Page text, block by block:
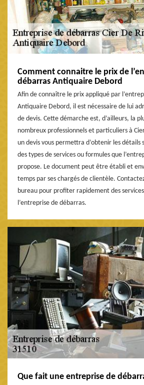
Comment connaitre le prix de
débarras Antiquaire Debord
Afin de connaître le prix appliqué par
Antiquaire Debord, il est nécessaire de lui
de devis. Cette démarche est, d’ailleurs, la
nombreux professionnels et particuliers à
un devis vous permettra d’obtenir les détails
des types de services ou formules que
propose. Le document peut être établi et
temps par ses chargés de clientèle.
bureau pour profiter rapidement des
l’entreprise de débarras.
Que fait une entreprise de